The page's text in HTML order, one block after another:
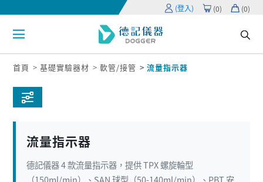
(登入) (0) (0)
首頁 基礎實驗器材 軟管/接管 流量指示器
流量指示器
德記儀器 4 款流量指示器，提供 TPX 螺旋輪型
（150ml/min）、SAN 球型（50-140ml/min）、PBT 安